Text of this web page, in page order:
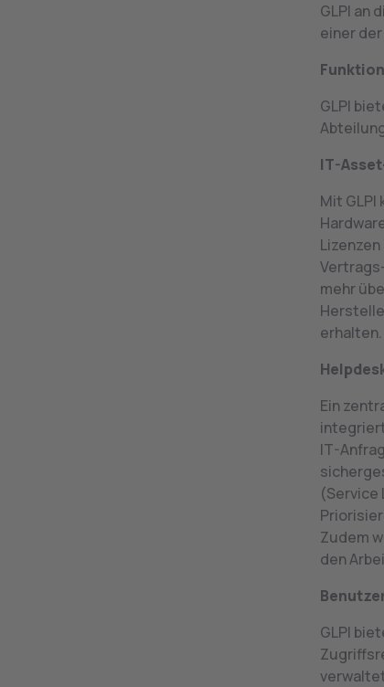
GLPI an
einer
GLPI
IT-
Mit
mehr
erhalten.
Ein
IT-
(Service
Zudem
den
GLPI